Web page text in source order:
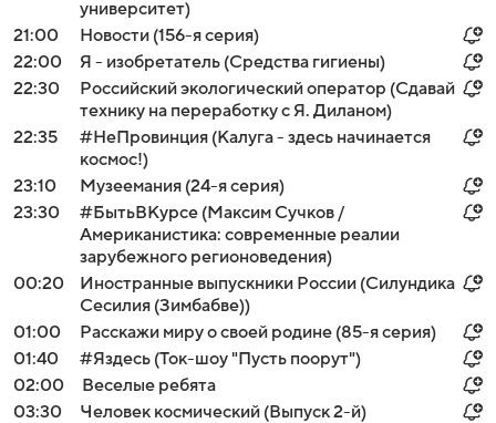
университет)
21:00
Новости (156-я серия)
22:00
Я - изобретатель (Средства гигиены)
22:30
Российский экологический оператор (Сдавай
технику на переработку с Я. Диланом)
22:35
#НеПровинция (Калуга - здесь начинается
космос!)
23:10
Музеемания (24-я серия)
23:30
#БытьВКурсе (Максим Сучков /
Американистика: современные реалии
зарубежного регионоведения)
00:20
Иностранные выпускники России (Силундика
Сесилия (Зимбабве))
01:00
Расскажи миру о своей родине (85-я серия)
01:40
#Яздесь (Ток-шоу "Пусть поорут")
02:00
Веселые ребята
03:30
Человек космический (Выпуск 2-й)